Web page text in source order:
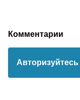
Комментарии
Авторизуйтесь